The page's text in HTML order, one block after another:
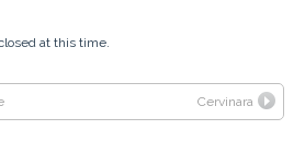
at this time.
Cervinara